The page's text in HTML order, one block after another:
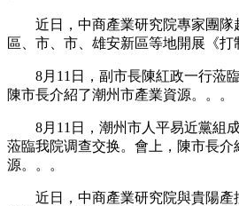
近日，中商產業研究院專家團隊
區、市、市、雄安新區等地開展《打
8月11日，副市長陳紅政一行蒞臨
陳市長介紹了潮州市產業資源。。。
8月11日，潮州市人平易近黨組
蒞臨我院调查交换。會上，陳市長介
源。。。
近日，中商產業研究院與貴陽產